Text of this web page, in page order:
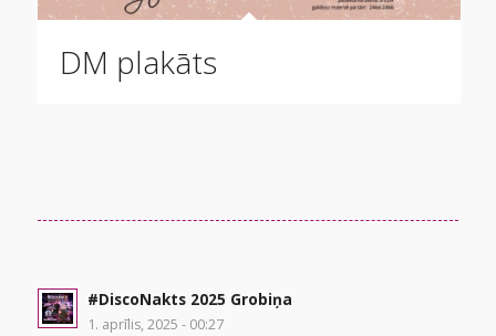
DM plakāts
#DiscoNakts 2025 Grobiņa
1. aprīlis, 2025 - 00:27